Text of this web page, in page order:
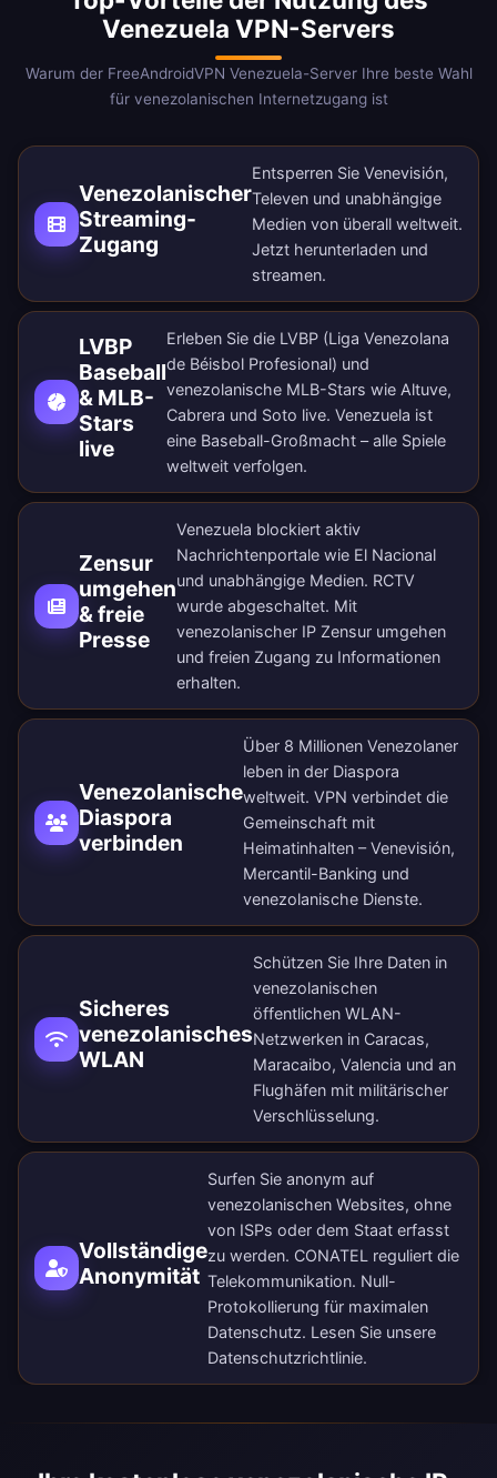
Venezuela VPN-Servers
Warum der FreeAndroidVPN Venezuela-Server Ihre beste Wahl
für venezolanischen Internetzugang ist
Venezolanischer
Streaming-
Zugang
Entsperren Sie Venevisión,
Televen und unabhängige
Medien von überall weltweit.
Jetzt herunterladen und
streamen.
LVBP
Baseball
& MLB-
Stars
live
Erleben Sie die LVBP (Liga Venezolana
de Béisbol Profesional) und
venezolanische MLB-Stars wie Altuve,
Cabrera und Soto live. Venezuela ist
eine Baseball-Großmacht – alle Spiele
weltweit verfolgen.
Zensur
umgehen
& freie
Presse
Venezuela blockiert aktiv
Nachrichtenportale wie El Nacional
und unabhängige Medien. RCTV
wurde abgeschaltet. Mit
venezolanischer IP Zensur umgehen
und freien Zugang zu Informationen
erhalten.
Venezolanische
Diaspora
verbinden
Über 8 Millionen Venezolaner
leben in der Diaspora
weltweit. VPN verbindet die
Gemeinschaft mit
Heimatinhalten – Venevisión,
Mercantil-Banking und
venezolanische Dienste.
Sicheres
venezolanisches
WLAN
Schützen Sie Ihre Daten in
venezolanischen
öffentlichen WLAN-
Netzwerken in Caracas,
Maracaibo, Valencia und an
Flughäfen mit militärischer
Verschlüsselung.
Vollständige
Anonymität
Surfen Sie anonym auf
venezolanischen Websites, ohne
von ISPs oder dem Staat erfasst
zu werden. CONATEL reguliert die
Telekommunikation. Null-
Protokollierung für maximalen
Datenschutz. Lesen Sie unsere
Datenschutzrichtlinie.